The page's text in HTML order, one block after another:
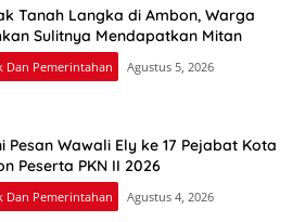
Tanah Langka di Ambon, Warga
Sulitnya Mendapatkan Mitan
Dan Pemerintahan Agustus 5, 2026
Pesan Wawali Ely ke 17 Pejabat Kota
Peserta PKN II 2026
Dan Pemerintahan Agustus 4, 2026